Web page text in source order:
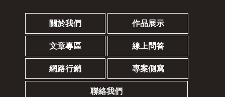
關於我們 作品展示
文章專區 線上問答
網路行銷 專案側寫
聯絡我們